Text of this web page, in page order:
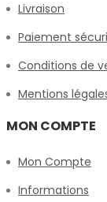
Livraison
Paiement
Conditions de
Mentions
MON COMPTE
Mon Compte
Informations